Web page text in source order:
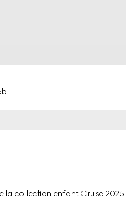
la collection enfant Cruise 2025